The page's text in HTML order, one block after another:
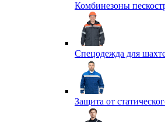
Комбинезоны
Спецодежда для
Защита от